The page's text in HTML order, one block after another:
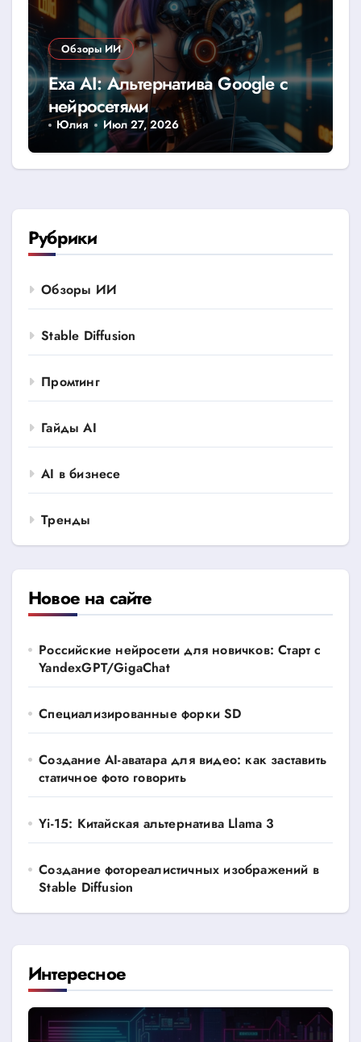
Обзоры ИИ
Exa AI: Альтернатива Google с
нейросетями
Юлия Июл 27, 2026
Рубрики
Обзоры ИИ
Stable Diffusion
Промтинг
Гайды AI
AI в бизнесе
Тренды
Новое на сайте
Российские нейросети для новичков: Старт с
YandexGPT/GigaChat
Специализированные форки SD
Создание AI-аватара для видео: как заставить
статичное фото говорить
Yi-15: Китайская альтернатива Llama 3
Создание фотореалистичных изображений в
Stable Diffusion
Интересное